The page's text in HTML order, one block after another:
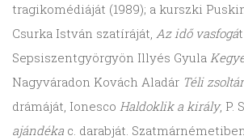
tragikomédiáját (1989); a kurszki
Csurka István szatíráját, Az idő vasfogá
Sepsiszentgyörgyön Illyés Gyula
Nagyváradon Kovách Aladár Téli zsoltár
drámáját, Ionesco Haldoklik a király, P.
ajándéka c. darabját.